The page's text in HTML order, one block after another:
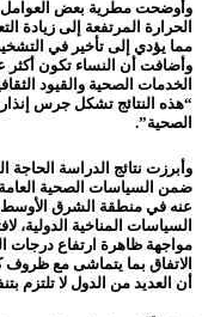
وأوضحت مطرية بعض العوامل
الحرارة المرتفعة إلى زيادة
مما يؤدي إلى تأخير في
وأضافت أن النساء تكون أكثر
الخدمات الصحية والقيود
“هذه النتائج تشكل جرس
الصحية”.
وأبرزت نتائج الدراسة الحاجة
ضمن السياسات الصحية العامة
عنه في منطقة الشرق الأوسط
السياسات المناخية الدولية،
مواجهة ظاهرة ارتفاع درجات
الاتفاق بما يتماشى مع ظروف
أن العديد من الدول لا تلتزم